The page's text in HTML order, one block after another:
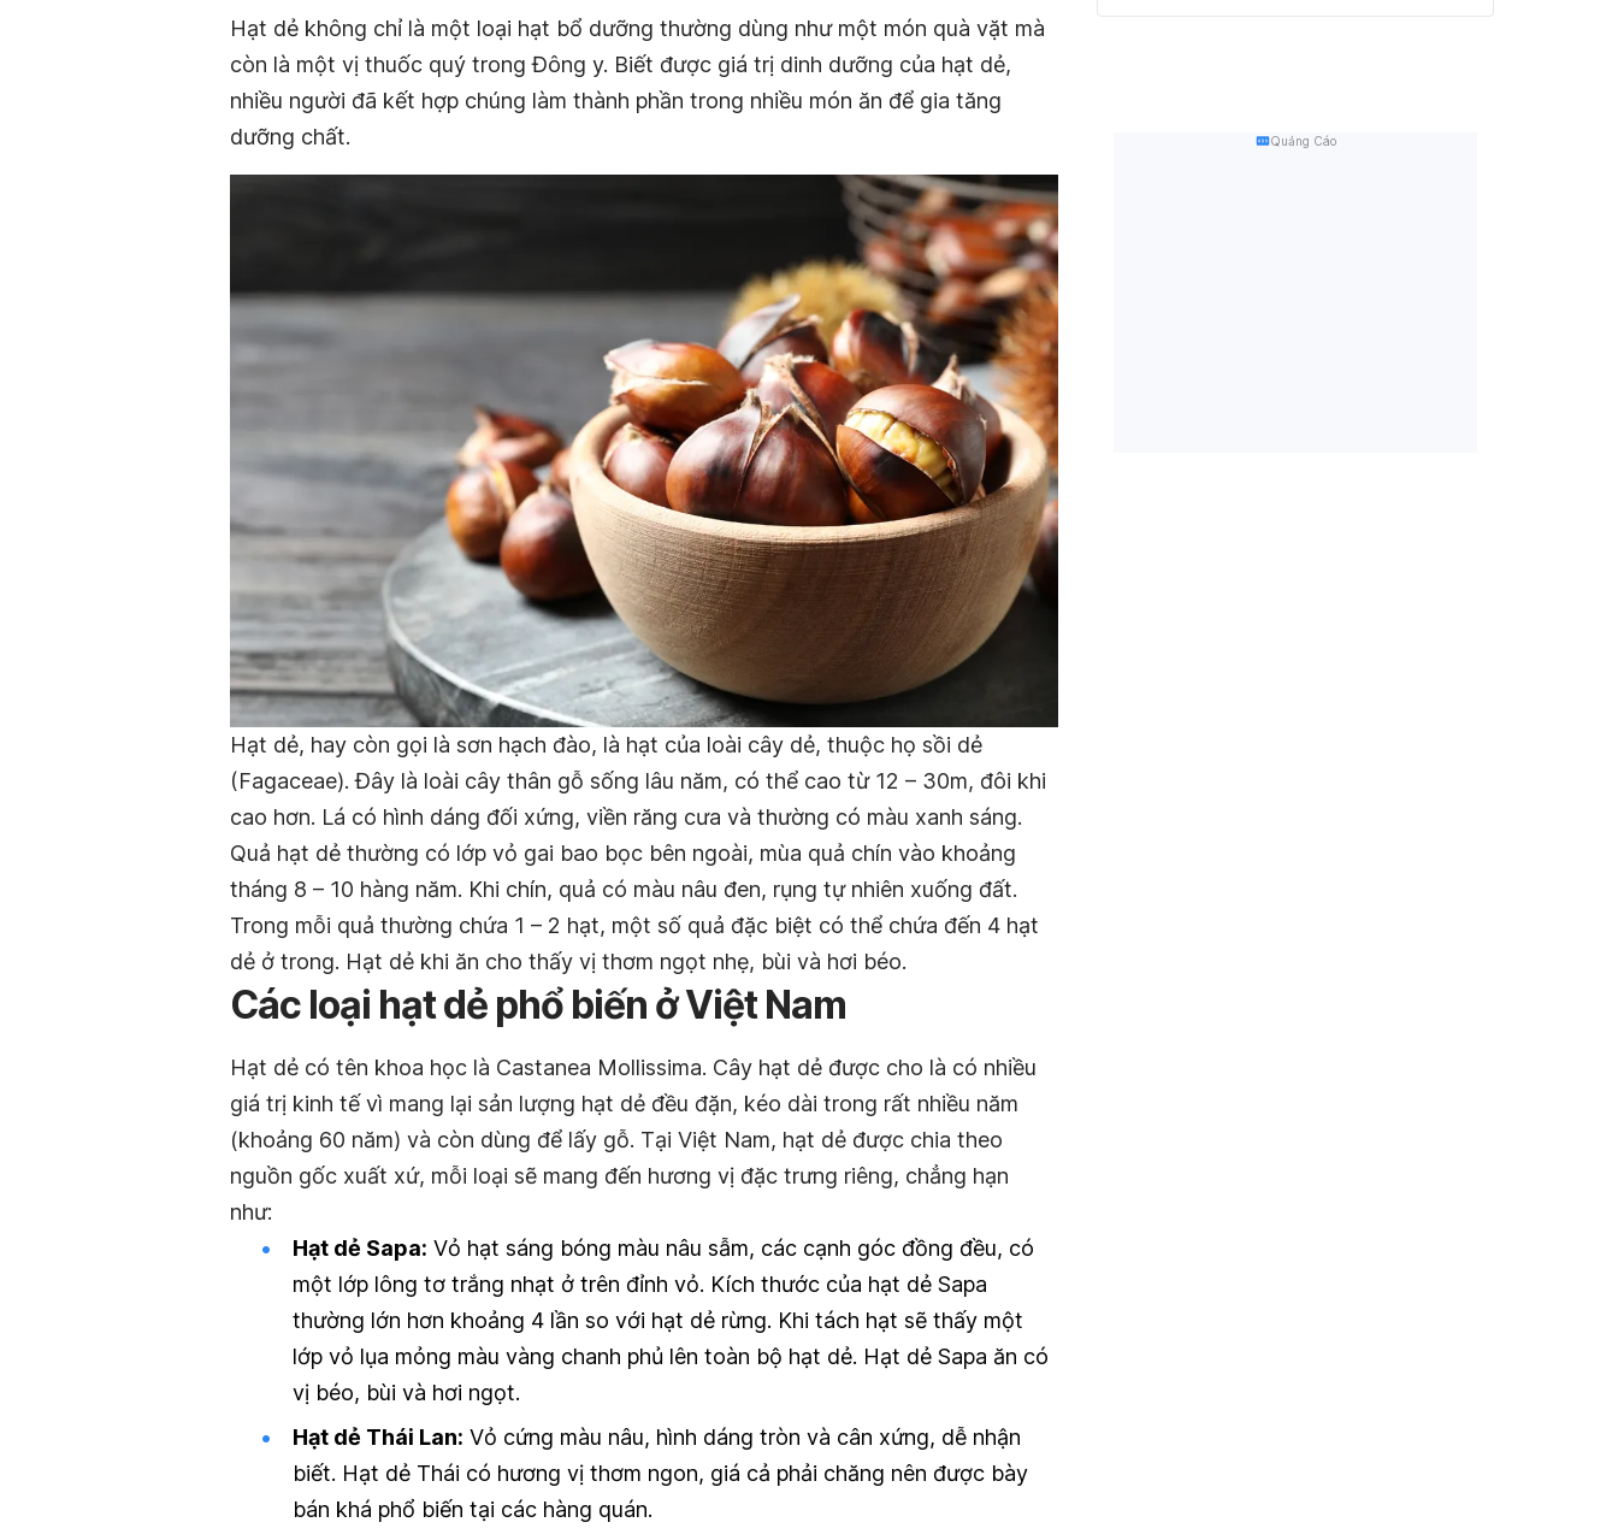
Hạt dẻ không chỉ là một loại hạt bổ dưỡng thường dùng như một món quà vặt mà
còn là một vị thuốc quý trong Đông y. Biết được giá trị dinh dưỡng của hạt dẻ,
nhiều người đã kết hợp chúng làm thành phần trong nhiều món ăn để gia tăng
dưỡng chất.
Hạt dẻ, hay còn gọi là sơn hạch đào, là hạt của loài cây dẻ, thuộc họ sồi dẻ
(Fagaceae). Đây là loài cây thân gỗ sống lâu năm, có thể cao từ 12 – 30m, đôi khi
cao hơn. Lá có hình dáng đối xứng, viền răng cưa và thường có màu xanh sáng.
Quả hạt dẻ thường có lớp vỏ gai bao bọc bên ngoài, mùa quả chín vào khoảng
tháng 8 – 10 hàng năm. Khi chín, quả có màu nâu đen, rụng tự nhiên xuống đất.
Trong mỗi quả thường chứa 1 – 2 hạt, một số quả đặc biệt có thể chứa đến 4 hạt
dẻ ở trong. Hạt dẻ khi ăn cho thấy vị thơm ngọt nhẹ, bùi và hơi béo.
Các loại hạt dẻ phổ biến ở Việt Nam
Hạt dẻ có tên khoa học là Castanea Mollissima. Cây hạt dẻ được cho là có nhiều
giá trị kinh tế vì mang lại sản lượng hạt dẻ đều đặn, kéo dài trong rất nhiều năm
(khoảng 60 năm) và còn dùng để lấy gỗ. Tại Việt Nam, hạt dẻ được chia theo
nguồn gốc xuất xứ, mỗi loại sẽ mang đến hương vị đặc trưng riêng, chẳng hạn
như:
Hạt dẻ Sapa: Vỏ hạt sáng bóng màu nâu sẫm, các cạnh góc đồng đều, có
một lớp lông tơ trắng nhạt ở trên đỉnh vỏ. Kích thước của hạt dẻ Sapa
thường lớn hơn khoảng 4 lần so với hạt dẻ rừng. Khi tách hạt sẽ thấy một
lớp vỏ lụa mỏng màu vàng chanh phủ lên toàn bộ hạt dẻ. Hạt dẻ Sapa ăn có
vị béo, bùi và hơi ngọt.
Hạt dẻ Thái Lan: Vỏ cứng màu nâu, hình dáng tròn và cân xứng, dễ nhận
biết. Hạt dẻ Thái có hương vị thơm ngon, giá cả phải chăng nên được bày
bán khá phổ biến tại các hàng quán.
Quảng Cáo